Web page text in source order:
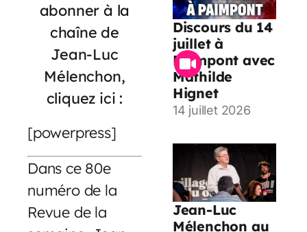
abonner à la
chaîne de
Jean-Luc
Mélenchon,
cliquez ici :
[powerpress]
Dans ce 80e
numéro de la
Revue de la
Discours du 14
juillet à
Paimpont avec
Mathilde
Hignet
14 juillet 2026
Jean-Luc
Mélenchon au